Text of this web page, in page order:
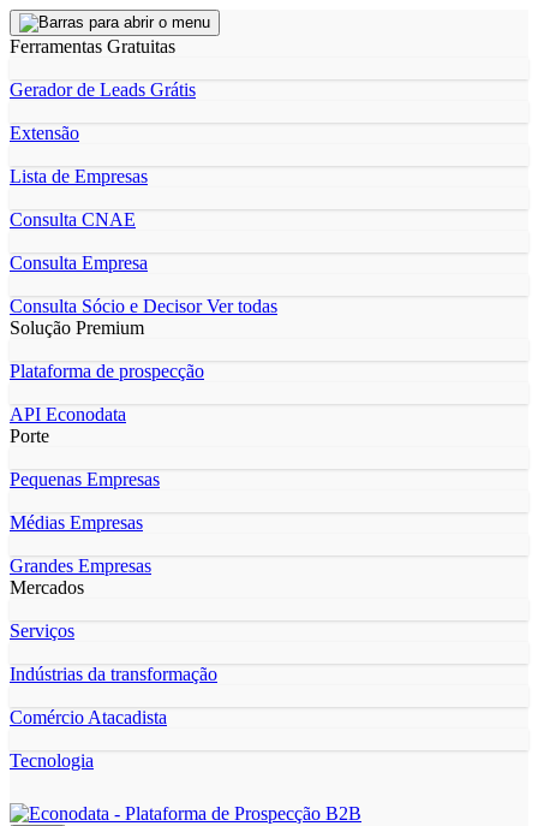
Ferramentas Gratuitas
Gerador de Leads Grátis
Extensão
Lista de Empresas
Consulta CNAE
Consulta Empresa
Consulta Sócio e DecisorVer todas
Solução Premium
Plataforma de prospecção
API Econodata
Porte
Pequenas Empresas
Médias Empresas
Grandes Empresas
Mercados
Serviços
Indústrias da transformação
Comércio Atacadista
Tecnologia